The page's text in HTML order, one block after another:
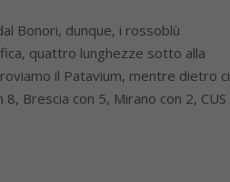
Bonori, dunque, i rossoblù
quattro lunghezze sotto alla
il Patavium, mentre dietro ci
Brescia con 5, Mirano con 2, CUS